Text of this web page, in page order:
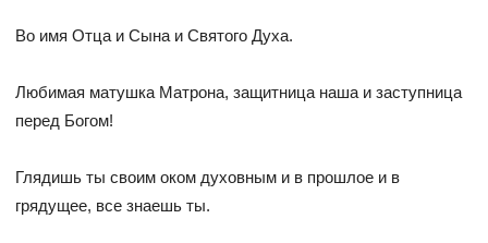
Во имя Отца и Сына и Святого Духа.
Любимая матушка Матрона, защитница наша и заступница
перед Богом!
Глядишь ты своим оком духовным и в прошлое и в
грядущее, все знаешь ты.